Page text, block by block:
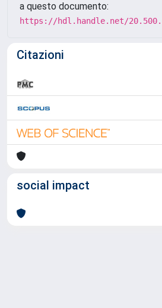
a questo documento:
https://hdl.handle.net/
Citazioni
social impact